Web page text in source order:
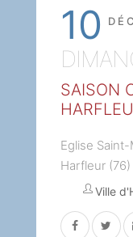
10
SAISON
Eglise
Harfleur (76)
Ville